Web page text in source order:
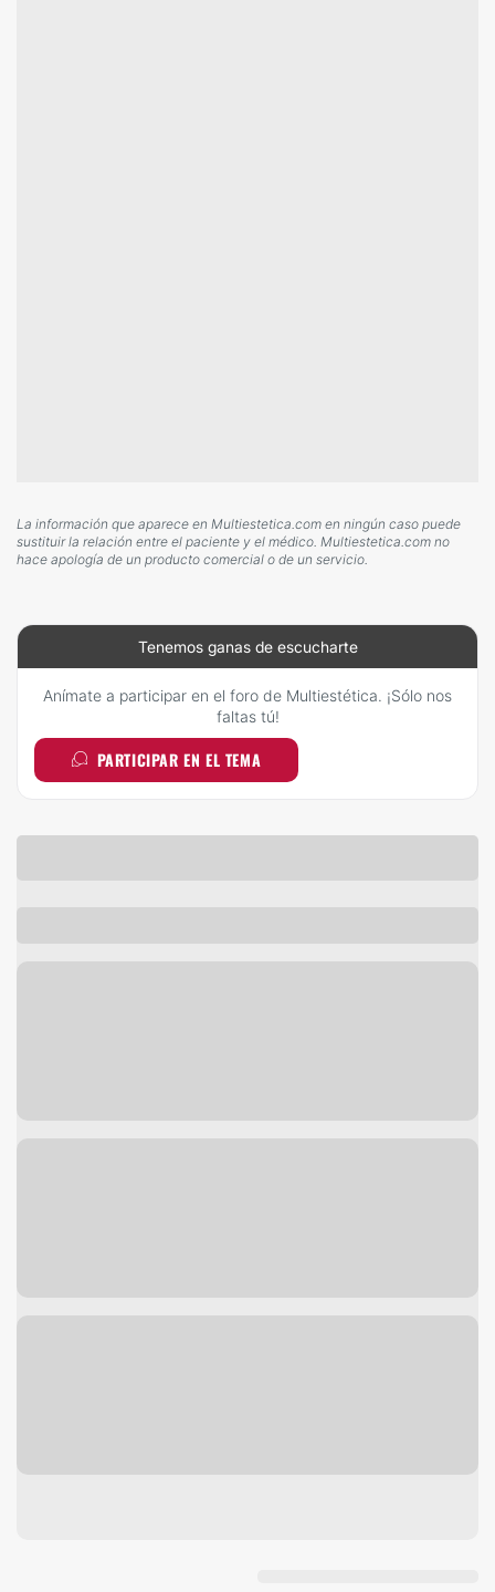
La información que aparece en Multiestetica.com en ningún caso puede
sustituir la relación entre el paciente y el médico. Multiestetica.com no
hace apología de un producto comercial o de un servicio.
Tenemos ganas de escucharte
Anímate a participar en el foro de Multiestética. ¡Sólo nos
faltas tú!
PARTICIPAR EN EL TEMA